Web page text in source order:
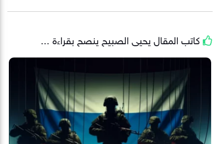
كاتب المقال يحيى الصبيح ينصح بقراءة ...